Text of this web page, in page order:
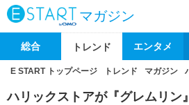
マガジン
総合 トレンド エンタメ
E START トップページ トレンド マガジン
ハリックストアが『グレムリン